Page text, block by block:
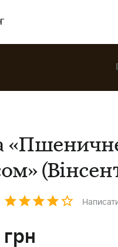
грн